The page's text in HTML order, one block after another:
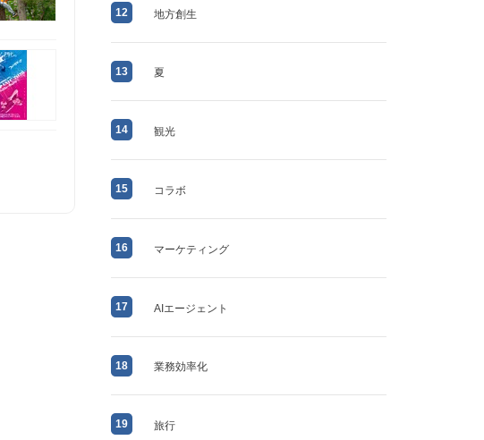
12 地方創生
13 夏
14 観光
15 コラボ
16 マーケティング
17 AIエージェント
18 業務効率化
19 旅行